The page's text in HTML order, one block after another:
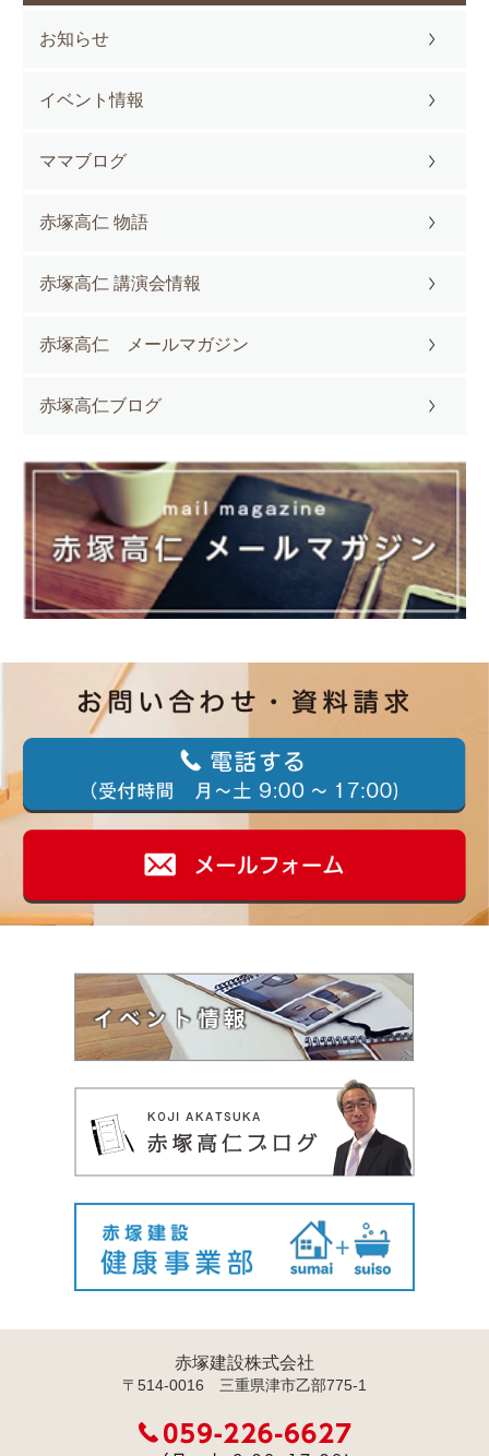
お知らせ
イベント情報
ママブログ
赤塚高仁 物語
赤塚高仁 講演会情報
赤塚高仁 メールマガジン
赤塚高仁ブログ
赤塚建設株式会社
〒514-0016 三重県津市乙部775-1